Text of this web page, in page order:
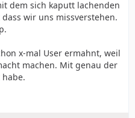
dem sich kaputt lachenden
wir uns missverstehen.
x-mal User ermahnt, weil
machen. Mit genau der